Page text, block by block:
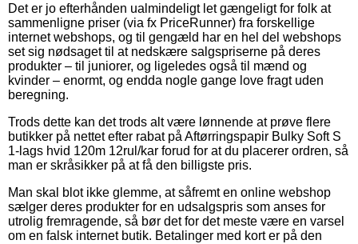
Det er jo efterhånden ualmindeligt let gængeligt for folk at
sammenligne priser (via fx PriceRunner) fra forskellige
internet webshops, og til gengæld har en hel del webshops
set sig nødsaget til at nedskære salgspriserne på deres
produkter – til juniorer, og ligeledes også til mænd og
kvinder – enormt, og endda nogle gange love fragt uden
beregning.
Trods dette kan det trods alt være lønnende at prøve flere
butikker på nettet efter rabat på Aftørringspapir Bulky Soft S
1-lags hvid 120m 12rul/kar forud for at du placerer ordren, så
man er skråsikker på at få den billigste pris.
Man skal blot ikke glemme, at såfremt en online webshop
sælger deres produkter for en udsalgspris som anses for
utrolig fremragende, så bør det for det meste være en varsel
om en falsk internet butik. Betalinger med kort er på den